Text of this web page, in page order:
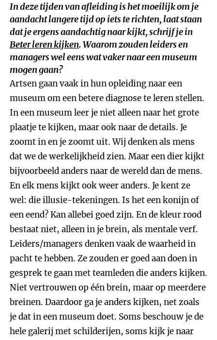
In deze tijden van afleiding is het moeilijk om je
aandacht langere tijd op iets te richten, laat staan
dat je ergens aandachtig naar kijkt, schrijf je in
Beter leren kijken. Waarom zouden leiders en
managers wel eens wat vaker naar een museum
mogen gaan?
Artsen gaan vaak in hun opleiding naar een
museum om een betere diagnose te leren stellen.
In een museum leer je niet alleen naar het grote
plaatje te kijken, maar ook naar de details. Je
zoomt in en je zoomt uit. Wij denken als mens
dat we de werkelijkheid zien. Maar een dier kijkt
bijvoorbeeld anders naar de wereld dan de mens.
En elk mens kijkt ook weer anders. Je kent ze
wel: die illusie-tekeningen. Is het een konijn of
een eend? Kan allebei goed zijn. En de kleur rood
bestaat niet, alleen in je brein, als mentale verf.
Leiders/managers denken vaak de waarheid in
pacht te hebben. Ze zouden er goed aan doen in
gesprek te gaan met teamleden die anders kijken.
Niet vertrouwen op één brein, maar op meerdere
breinen. Daardoor ga je anders kijken, net zoals
je dat in een museum doet. Soms beschouw je de
hele galerij met schilderijen, soms kijk je naar